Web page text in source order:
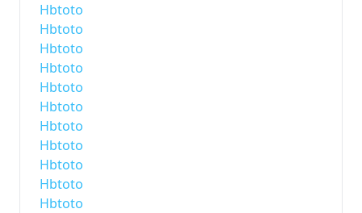
Hbtoto
Hbtoto
Hbtoto
Hbtoto
Hbtoto
Hbtoto
Hbtoto
Hbtoto
Hbtoto
Hbtoto
Hbtoto